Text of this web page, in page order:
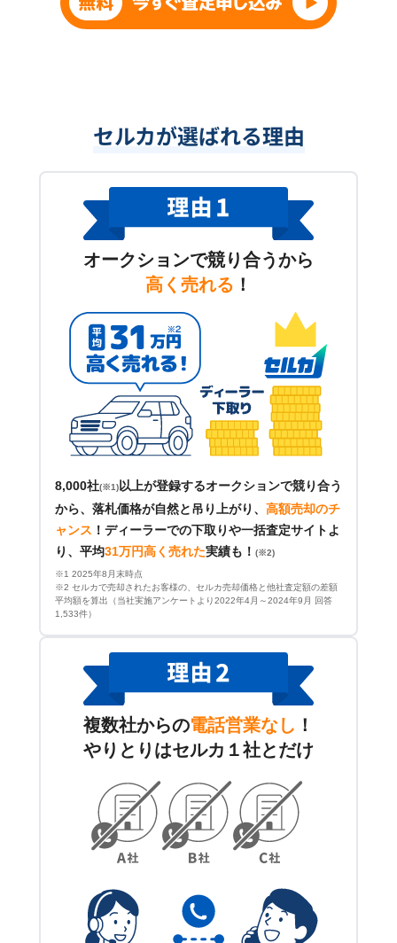
セルカが選ばれる理由
オークションで競り合うから
高く売れる ！
8,000社(※1) 以上が登録するオークションで競り合う
から、落札価格が自然と吊り上がり、 高額売却のチ
ャンス ！ ディーラーでの下取りや一括査定サイトよ
り、平均31万円高く売れた実績も！ (※2)
※1 2025年8月末時点
※2 セルカで売却されたお客様の、セルカ売却価格と他社査定額の差額
平均額を算出（当社実施アンケートより2022年4月～2024年9月 回答
1,533件）
複数社からの電話営業なし ！
やりとりはセルカ１社とだけ